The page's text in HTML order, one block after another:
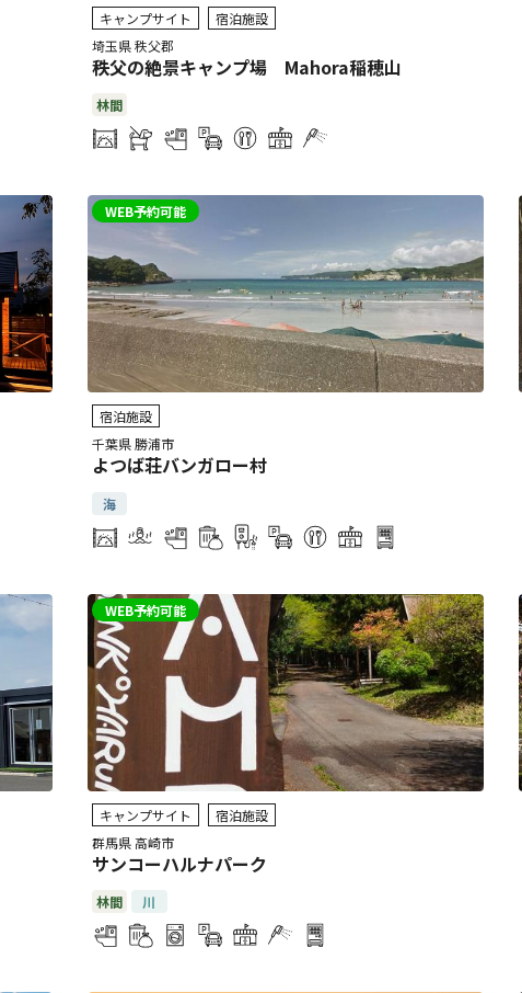
キャンプサイト
宿泊施設
埼玉県 秩父郡
秩父の絶景キャンプ場 Mahora稲穂山
林間
WEB予約可能
宿泊施設
千葉県 勝浦市
よつば荘バンガロー村
海
WEB予約可能
キャンプサイト
宿泊施設
群馬県 高崎市
サンコーハルナパーク
林間 川